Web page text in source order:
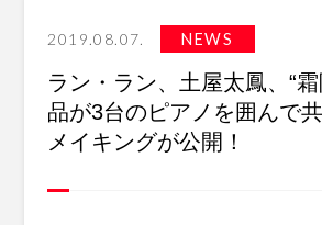
2019.08.07. NEWS
ラン・ラン、土屋太鳳、“
品が3台のピアノを囲んで
メイキングが公開！